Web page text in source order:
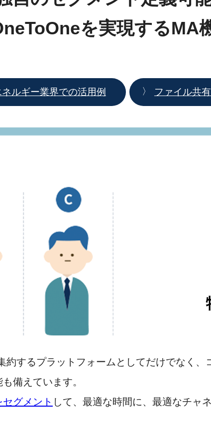
を実現するMA
ネルギー業界での活用例 ファイル共
約するプラットフォームとしてだけでなく
備えています。
グメント して、最適な時間に、最適なチャ